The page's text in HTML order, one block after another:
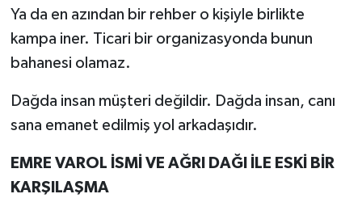
Ya da en azından bir rehber o kişiyle birlikte
kampa iner. Ticari bir organizasyonda bunun
bahanesi olamaz.
Dağda insan müşteri değildir. Dağda insan, canı
sana emanet edilmiş yol arkadaşıdır.
EMRE VAROL İSMİ VE AĞRI DAĞI İLE ESKİ BİR
KARŞILAŞMA